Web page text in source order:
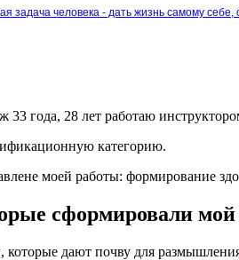
задача человека - дать жизнь самому
33 года, 28 лет работаю
категорию.
моей работы: формирование
сформировали
которые дают почву для